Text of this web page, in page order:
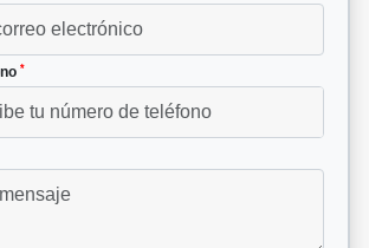
*